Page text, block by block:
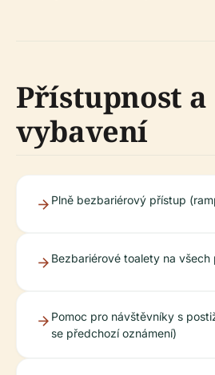
Přístupnost a
vybavení
Plně bezbariérový přístup
Bezbariérové toalety na všech
Pomoc pro návštěvníky s
se předchozí oznámení)